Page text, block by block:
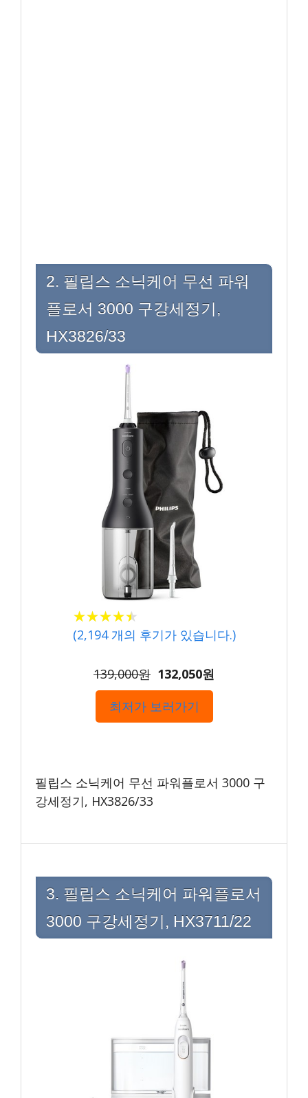
2. 필립스 소닉케어 무선 파워
플로서 3000 구강세정기,
HX3826/33
★★★★★
★★★★★
(2,194개의 후기가 있습니다.)
139,000원 132,050원
최저가 보러가기
필립스 소닉케어 무선 파워플로서 3000 구
강세정기, HX3826/33
3. 필립스 소닉케어 파워플로서
3000 구강세정기, HX3711/22